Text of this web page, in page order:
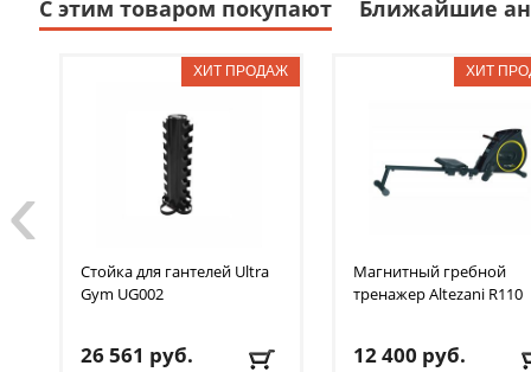
С этим товаром покупают Ближайшие
Стойка для гантелей Ultra
Gym UG002
26 561 руб.
Магнитный гребной
тренажер Altezani R110
12 400 руб.
‹